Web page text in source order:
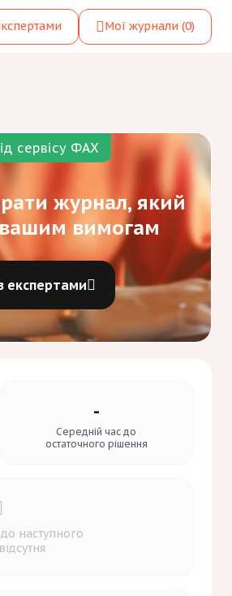
Мої журнали (0)
сервісу ФАХ
журнал, який
вашим вимогам
експертами
-
Середній час до
остаточного рішення
наступного